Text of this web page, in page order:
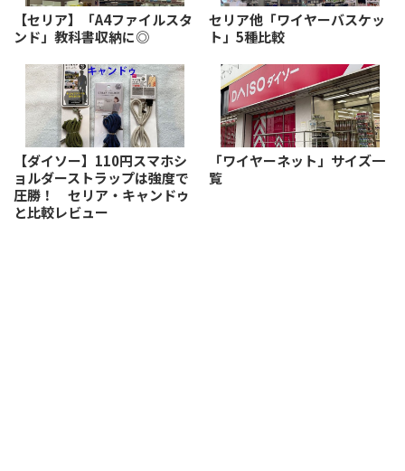
【セリア】「A4ファイルスタ
ンド」教科書収納に◎
セリア他「ワイヤーバスケッ
ト」5種比較
【ダイソー】110円スマホシ
ョルダーストラップは強度で
圧勝！ セリア・キャンドゥ
と比較レビュー
「ワイヤーネット」サイズ一
覧